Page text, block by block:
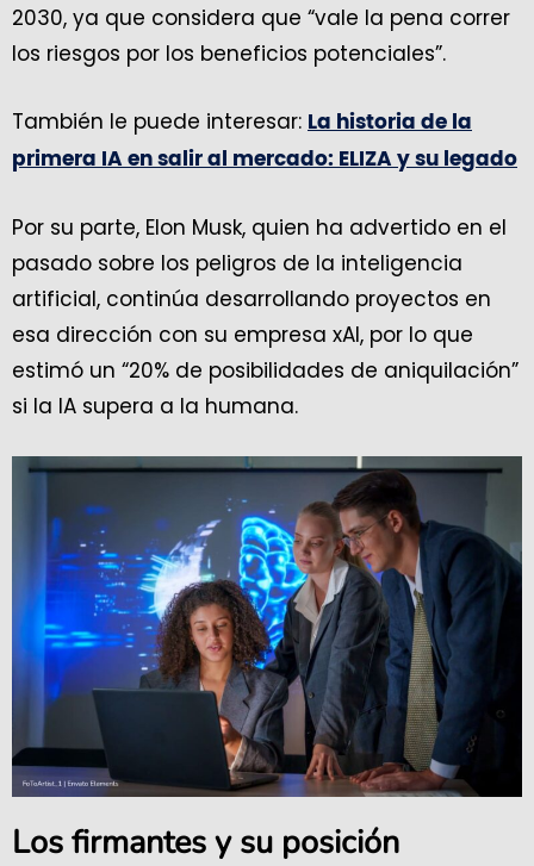
2030, ya que considera que “vale la pena correr
los riesgos por los beneficios potenciales”.
También le puede interesar: La historia de la
primera IA en salir al mercado: ELIZA y su legado
Por su parte, Elon Musk, quien ha advertido en el
pasado sobre los peligros de la inteligencia
artificial, continúa desarrollando proyectos en
esa dirección con su empresa xAI, por lo que
estimó un “20% de posibilidades de aniquilación”
si la IA supera a la humana.
Los firmantes y su posición